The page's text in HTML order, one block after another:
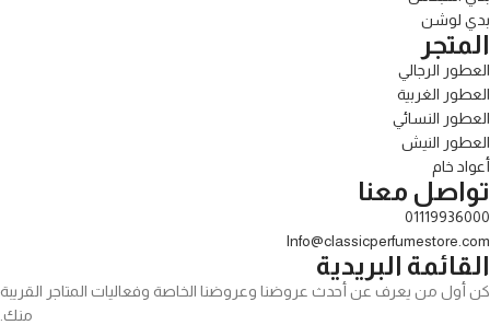
بدي لوشن
المتجر
العطور الرجالي
العطور الغربية
العطور النسائي
العطور النيش
أعواد خام
تواصل معنا
01119936000
Info@classicperfumestore.com
القائمة البريدية
كن أول من يعرف عن أحدث عروضنا وعروضنا الخاصة وفعاليات المتاجر القريبة
منك.